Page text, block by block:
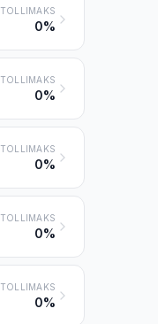
TOLLIMAKS
0%
TOLLIMAKS
0%
TOLLIMAKS
0%
TOLLIMAKS
0%
TOLLIMAKS
0%